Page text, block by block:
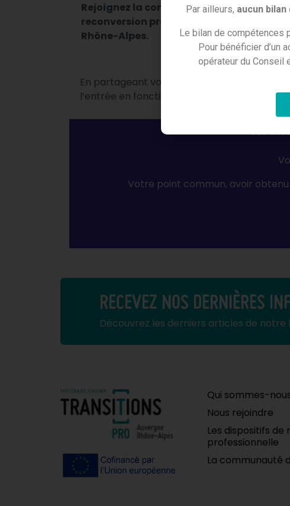
Rejoignez la communauté des
reconversion professionnelle de
Rhône-Alpes.
En partageant votre parcours de
l’entrée en fonction dans votre nouveau
Vos
Votre point commun, avoir
RECEVEZ NOS DERNIÈRES
Découvrez les derniers articles de notre
Qui sommes-
Nous rejoindre
Les dispositifs
professionnelle
La communauté
Par ailleurs, aucun
Le bilan de compétences
Pour bénéficier d’un
opérateur du Conseil